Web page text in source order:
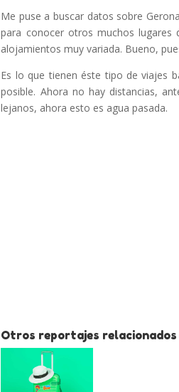
Me puse a buscar datos sobre
para conocer otros muchos
alojamientos muy variada. Bueno,
Es lo que tienen éste tipo de viajes
posible. Ahora no hay distancias,
lejanos, ahora esto es agua pasada.
Otros reportajes relacionados